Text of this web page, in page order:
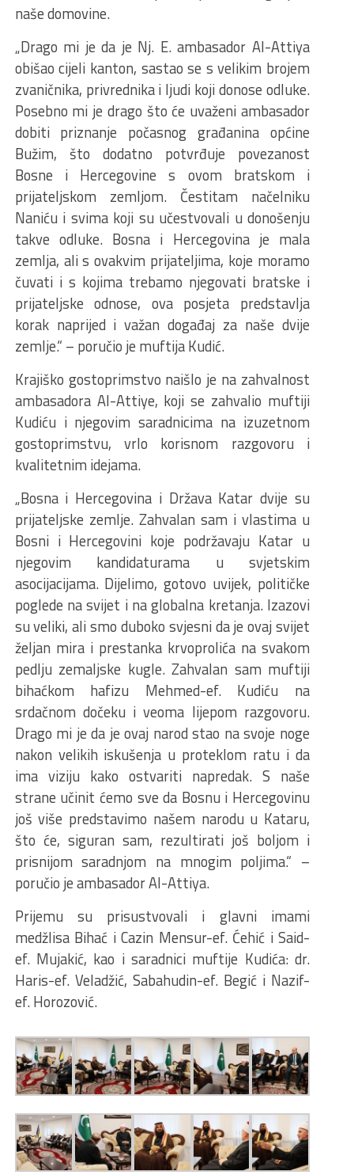
naše domovine.
„Drago mi je da je Nj. E. ambasador Al-Attiya
obišao cijeli kanton, sastao se s velikim brojem
zvaničnika, privrednika i ljudi koji donose odluke.
Posebno mi je drago što će uvaženi ambasador
dobiti priznanje počasnog građanina općine
Bužim, što dodatno potvrđuje povezanost
Bosne i Hercegovine s ovom bratskom i
prijateljskom zemljom. Čestitam načelniku
Naniću i svima koji su učestvovali u donošenju
takve odluke. Bosna i Hercegovina je mala
zemlja, ali s ovakvim prijateljima, koje moramo
čuvati i s kojima trebamo njegovati bratske i
prijateljske odnose, ova posjeta predstavlja
korak naprijed i važan događaj za naše dvije
zemlje.“ – poručio je muftija Kudić.
Krajiško gostoprimstvo naišlo je na zahvalnost
ambasadora Al-Attiye, koji se zahvalio muftiji
Kudiću i njegovim saradnicima na izuzetnom
gostoprimstvu, vrlo korisnom razgovoru i
kvalitetnim idejama.
„Bosna i Hercegovina i Država Katar dvije su
prijateljske zemlje. Zahvalan sam i vlastima u
Bosni i Hercegovini koje podržavaju Katar u
njegovim kandidaturama u svjetskim
asocijacijama. Dijelimo, gotovo uvijek, političke
poglede na svijet i na globalna kretanja. Izazovi
su veliki, ali smo duboko svjesni da je ovaj svijet
željan mira i prestanka krvoprolića na svakom
pedlju zemaljske kugle. Zahvalan sam muftiji
bihaćkom hafizu Mehmed-ef. Kudiću na
srdačnom dočeku i veoma lijepom razgovoru.
Drago mi je da je ovaj narod stao na svoje noge
nakon velikih iskušenja u proteklom ratu i da
ima viziju kako ostvariti napredak. S naše
strane učinit ćemo sve da Bosnu i Hercegovinu
još više predstavimo našem narodu u Kataru,
što će, siguran sam, rezultirati još boljom i
prisnijom saradnjom na mnogim poljima.“ –
poručio je ambasador Al-Attiya.
Prijemu su prisustvovali i glavni imami
medžlisa Bihać i Cazin Mensur-ef. Ćehić i Said-
ef. Mujakić, kao i saradnici muftije Kudića: dr.
Haris-ef. Veladžić, Sabahudin-ef. Begić i Nazif-
ef. Horozović.